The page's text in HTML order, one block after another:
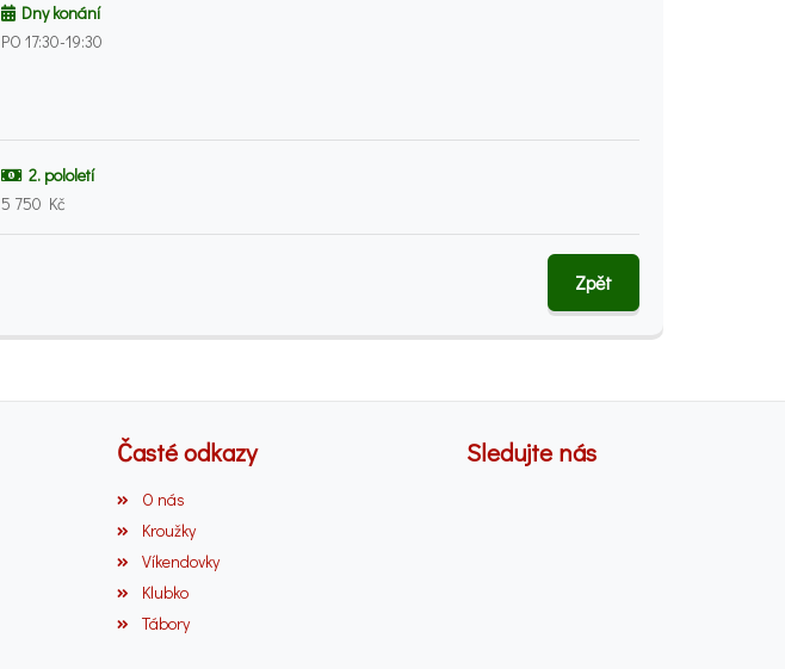
Dny konání
PO 17:30-19:30
2. pololetí
5 750 Kč
Zpět
Časté odkazy
O nás
Kroužky
Víkendovky
Klubko
Tábory
Sledujte nás